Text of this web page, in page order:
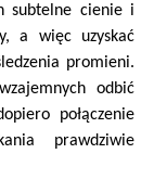
subtelne cienie i
a więc uzyskać
promieni.
odbić
połączenie
prawdziwie